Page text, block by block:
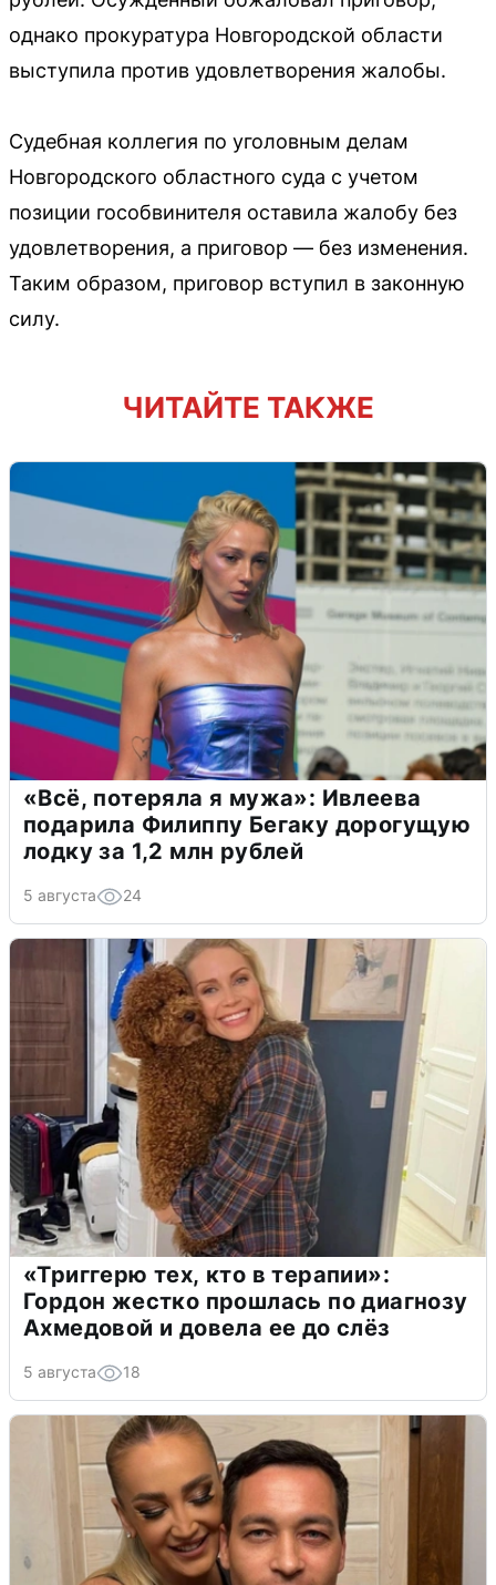
однако прокуратура Новгородской области
выступила против удовлетворения жалобы.
Судебная коллегия по уголовным делам
Новгородского областного суда с учетом
позиции гособвинителя оставила жалобу без
удовлетворения, а приговор — без изменения.
Таким образом, приговор вступил в законную
силу.
ЧИТАЙТЕ ТАКЖЕ
«Всё, потеряла я мужа»: Ивлеева
подарила Филиппу Бегаку дорогущую
лодку за 1,2 млн рублей
5 августа 24
«Триггерю тех, кто в терапии»:
Гордон жестко прошлась по диагнозу
Ахмедовой и довела ее до слёз
5 августа 18